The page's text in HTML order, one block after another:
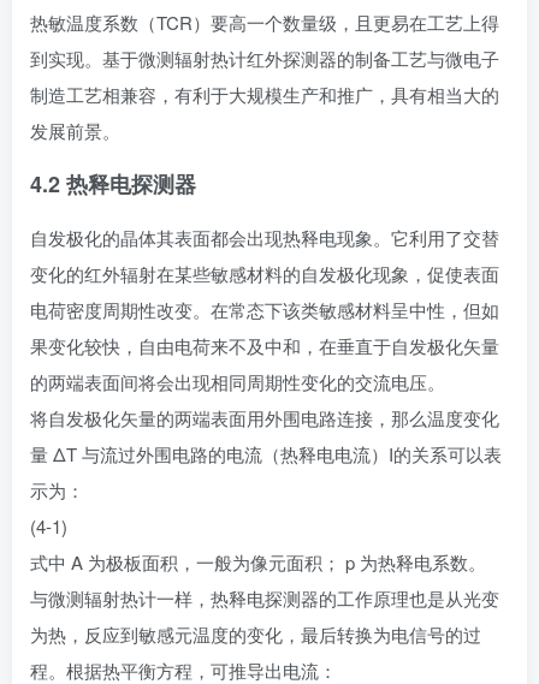
热敏温度系数（TCR）要高一个数量级，且更易在工艺上得
到实现。基于微测辐射热计红外探测器的制备工艺与微电子
制造工艺相兼容，有利于大规模生产和推广，具有相当大的
发展前景。
4.2 热释电探测器
自发极化的晶体其表面都会出现热释电现象。它利用了交替
变化的红外辐射在某些敏感材料的自发极化现象，促使表面
电荷密度周期性改变。在常态下该类敏感材料呈中性，但如
果变化较快，自由电荷来不及中和，在垂直于自发极化矢量
的两端表面间将会出现相同周期性变化的交流电压。
将自发极化矢量的两端表面用外围电路连接，那么温度变化
量 ΔT 与流过外围电路的电流（热释电电流）I的关系可以表
示为：
(4-1)
式中 A 为极板面积，一般为像元面积； p 为热释电系数。
与微测辐射热计一样，热释电探测器的工作原理也是从光变
为热，反应到敏感元温度的变化，最后转换为电信号的过
程。根据热平衡方程，可推导出电流：